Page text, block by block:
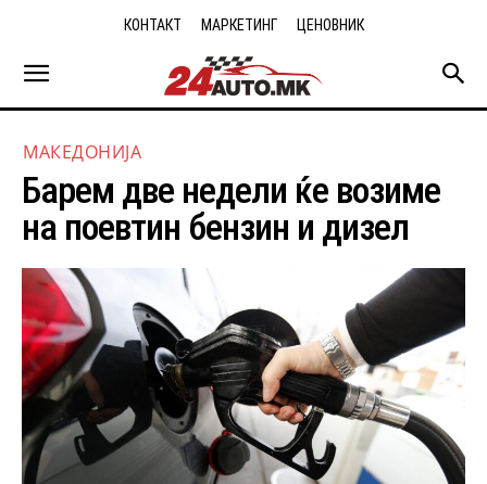
КОНТАКТ МАРКЕТИНГ ЦЕНОВНИК
МАКЕДОНИЈА
Барем две недели ќе возиме
на поевтин бензин и дизел